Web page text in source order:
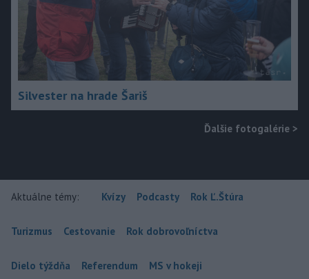
Silvester na hrade Šariš
Ďalšie fotogalérie >
Aktuálne témy: Kvízy Podcasty Rok Ľ.Štúra
Turizmus Cestovanie Rok dobrovoľníctva
Dielo týždňa Referendum MS v hokeji